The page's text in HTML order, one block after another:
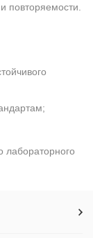
повторяемости.
лабораторного